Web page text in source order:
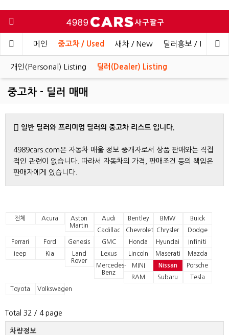
메인 중고차 / Used 새차 / New 딜러홍보 / Dealer
개인(Personal) Listing 딜러(Dealer) Listing
중고차 - 딜러 매매
일반 딜러와 프리미엄 딜러의 중고차 리스트 입니다.
4989cars.com은 자동차 매울 정보 중개자로서 상품 판매와는 직접
적인 관련이 없습니다. 따라서 자동차의 가격, 판매조건 등의 책임은
판매자에게 있습니다.
전체 Acura
Aston
Martin
Audi Bentley BMW
Buick
Cadillac
Chevrolet Chrysler
Dodge
Ferrari
Ford Genesis GMC Honda Hyundai
Infiniti
Jeep
Kia
Land
Rover
Lexus Lincoln Maserati
Mazda
Mercedes-
Benz
MINI Nissan
Porsche
RAM
Subaru
Tesla
Toyota
Volkswagen
Total 32 / 4 page
차량정보